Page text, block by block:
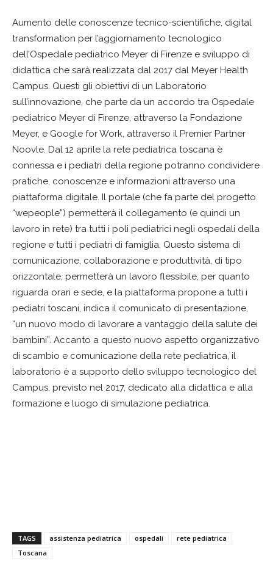
Aumento delle conoscenze tecnico-scientifiche, digital
transformation per l’aggiornamento tecnologico
dell’Ospedale pediatrico Meyer di Firenze e sviluppo di
didattica che sarà realizzata dal 2017 dal Meyer Health
Campus. Questi gli obiettivi di un Laboratorio
sull’innovazione, che parte da un accordo tra Ospedale
pediatrico Meyer di Firenze, attraverso la Fondazione
Meyer, e Google for Work, attraverso il Premier Partner
Noovle. Dal 12 aprile la rete pediatrica toscana è
connessa e i pediatri della regione potranno condividere
pratiche, conoscenze e informazioni attraverso una
piattaforma digitale. Il portale (che fa parte del progetto
“wepeople”) permetterà il collegamento (e quindi un
lavoro in rete) tra tutti i poli pediatrici negli ospedali della
regione e tutti i pediatri di famiglia. Questo sistema di
comunicazione, collaborazione e produttività, di tipo
orizzontale, permetterà un lavoro flessibile, per quanto
riguarda orari e sede, e la piattaforma propone a tutti i
pediatri toscani, indica il comunicato di presentazione,
“un nuovo modo di lavorare a vantaggio della salute dei
bambini”. Accanto a questo nuovo aspetto organizzativo
di scambio e comunicazione della rete pediatrica, il
laboratorio è a supporto dello sviluppo tecnologico del
Campus, previsto nel 2017, dedicato alla didattica e alla
formazione e luogo di simulazione pediatrica.
TAGS assistenza pediatrica ospedali
rete pediatrica
Toscana